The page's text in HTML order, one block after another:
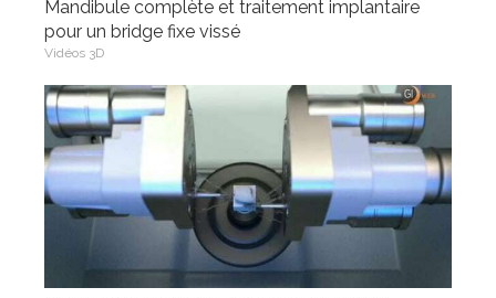
Mandibule complète et traitement implantaire
pour un bridge fixe vissé
Vidéos 3D